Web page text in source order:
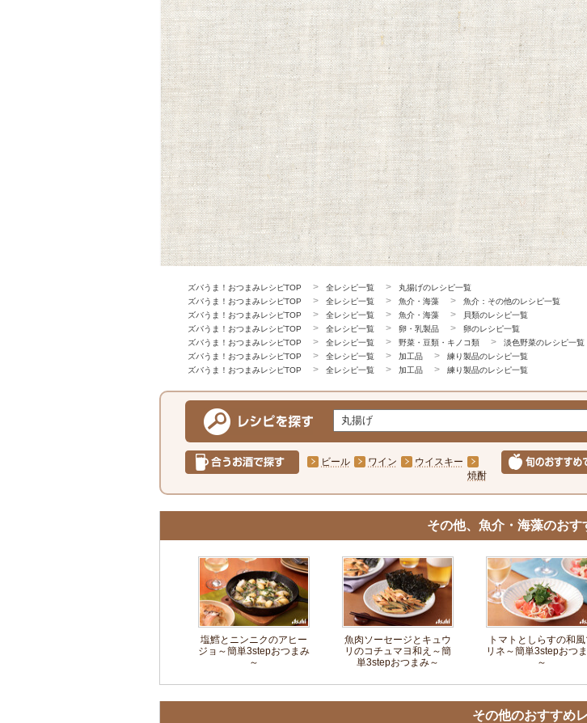
ズバうま！おつまみレシピTOP 全レシピ一覧
丸揚げのレシピ一覧
ズバうま！おつまみレシピTOP
全レシピ一覧 魚介・海藻
魚介：その他のレシピ一覧
ズバうま！おつまみレシピTOP
全レシピ一覧 魚介・海藻
貝類のレシピ一覧
ズバうま！おつまみレシピTOP
全レシピ一覧 卵・乳製品
卵のレシピ一覧
ズバうま！おつまみレシピTOP
全レシピ一覧 野菜・豆類・キノコ類
淡色野菜のレシピ一覧
ズバうま！おつまみレシピTOP
全レシピ一覧 加工品
練り製品のレシピ一覧
ズバうま！おつまみレシピTOP
全レシピ一覧 加工品 練り製品のレシピ一覧
ビール ワイン
ウイスキー
焼酎
その他、魚介・海藻のおす
塩鱈とニンニクのアヒー
ジョ～簡単3stepおつまみ
～
魚肉ソーセージとキュウ
リのコチュマヨ和え～簡
単3stepおつまみ～
トマトとしらすの和風
リネ～簡単3stepおつ
～
その他のおすすめ